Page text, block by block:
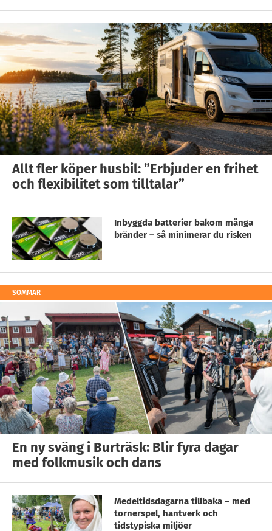
Allt fler köper husbil: ”Erbjuder en frihet
och flexibilitet som tilltalar”
Inbyggda batterier bakom många
bränder – så minimerar du risken
SOMMAR
En ny sväng i Burträsk: Blir fyra dagar
med folkmusik och dans
Medeltidsdagarna tillbaka – med
tornerspel, hantverk och
tidstypiska miljöer